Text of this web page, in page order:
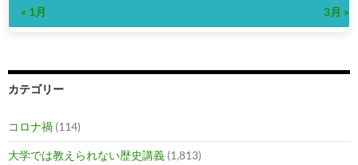
« 1月 3月 »
カテゴリー
コロナ禍 (114)
大学では教えられない歴史講義 (1,813)